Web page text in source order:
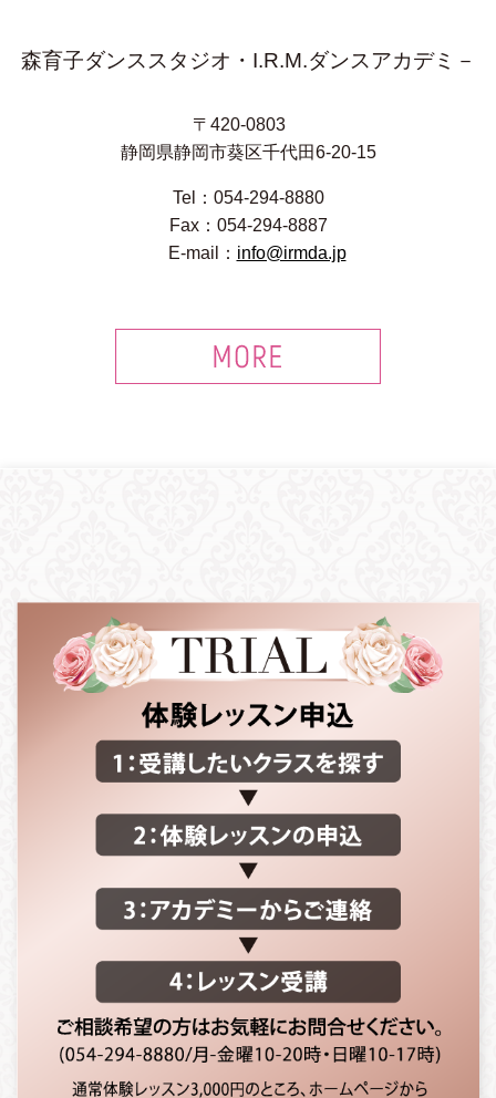
森育子ダンススタジオ・I.R.M.ダンスアカデミ－
〒420-0803
静岡県静岡市葵区千代田6-20-15
Tel：054-294-8880
Fax：054-294-8887
E-mail： info@irmda.jp